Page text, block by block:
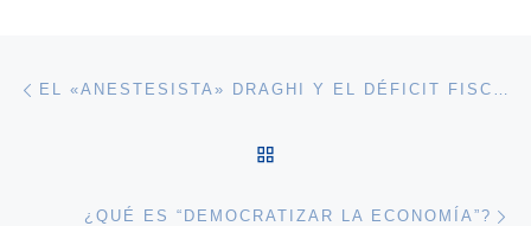
Navegación de entradas EL «ANESTESISTA» DRAGHI Y EL DÉFICIT FISCAL AUTONÓMICO
¿QUÉ ES “DEMOCRATIZAR LA ECONOMÍA”?